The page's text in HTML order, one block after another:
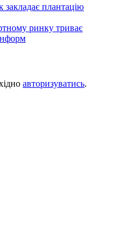
закладає плантацію
ринку триває
авторизуватись.